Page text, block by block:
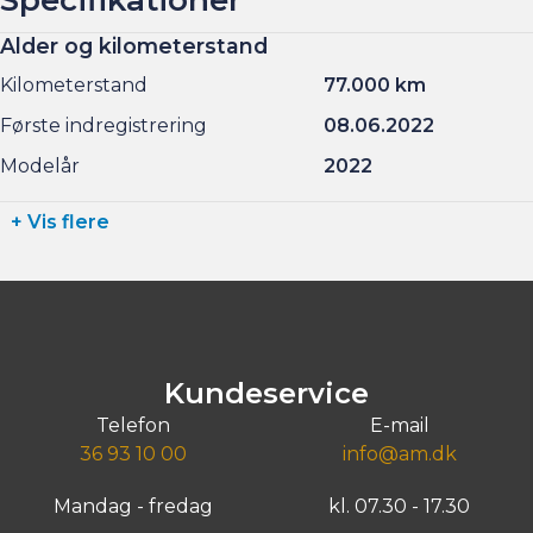
Alder og kilometerstand
Kilometerstand
77.000 km
Første indregistrering
08.06.2022
Modelår
2022
+ Vis flere
Kundeservice
Telefon
36 93 10 00
E-mail
info@am.dk
Mandag - fredag kl. 07.30 - 17.30